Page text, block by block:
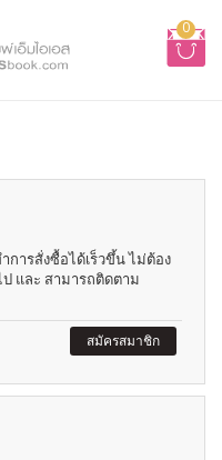
0
ารสั่งซื้อได้เร็วขึ้น ไม่ต้อง
และ สามารถติดตาม
สมัครสมาชิก